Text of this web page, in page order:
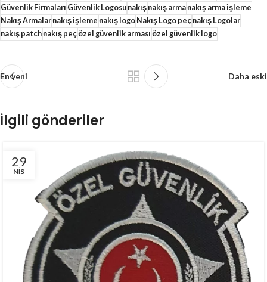
Güvenlik Firmaları Güvenlik Logosunakışnakış armanakış arma işleme
Nakış Armalarnakış işleme nakış logoNakış Logo peçnakış Logolar
nakış patchnakış peçözel güvenlik arması özel güvenlik logo
En yeni Daha eski
İlgili gönderiler
29
NIS